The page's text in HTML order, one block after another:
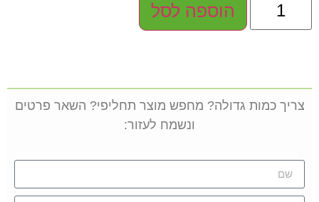
הוספה לסל
צריך כמות גדולה? מחפש מוצר תחליפי? השאר פרטים
ונשמח לעזור: